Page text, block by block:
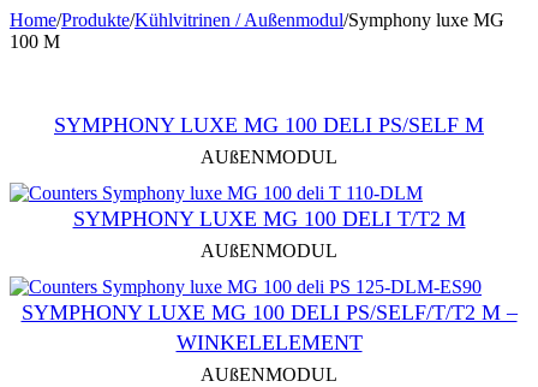
Home/Produkte/Kühlvitrinen / Außenmodul/Symphony luxe MG
100 M
SYMPHONY LUXE MG 100 DELI PS/SELF M
AUßENMODUL
SYMPHONY LUXE MG 100 DELI T/T2 M
AUßENMODUL
SYMPHONY LUXE MG 100 DELI PS/SELF/T/T2 M –
WINKELELEMENT
AUßENMODUL